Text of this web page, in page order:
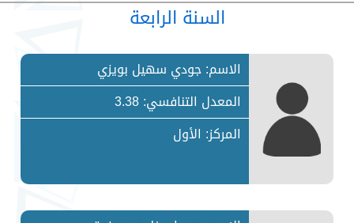
السنة الرابعة
الاسم: جودي سهيل بويزي
المعدل التنافسي: 3.38
المركز: الأول